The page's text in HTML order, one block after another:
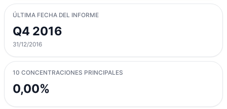
ÚLTIMA FECHA DEL INFORME
Q4 2016
31/12/2016
10 CONCENTRACIONES PRINCIPALES
0,00%